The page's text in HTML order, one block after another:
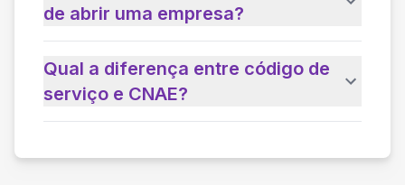
de abrir uma empresa?
Qual a diferença entre código de
serviço e CNAE?